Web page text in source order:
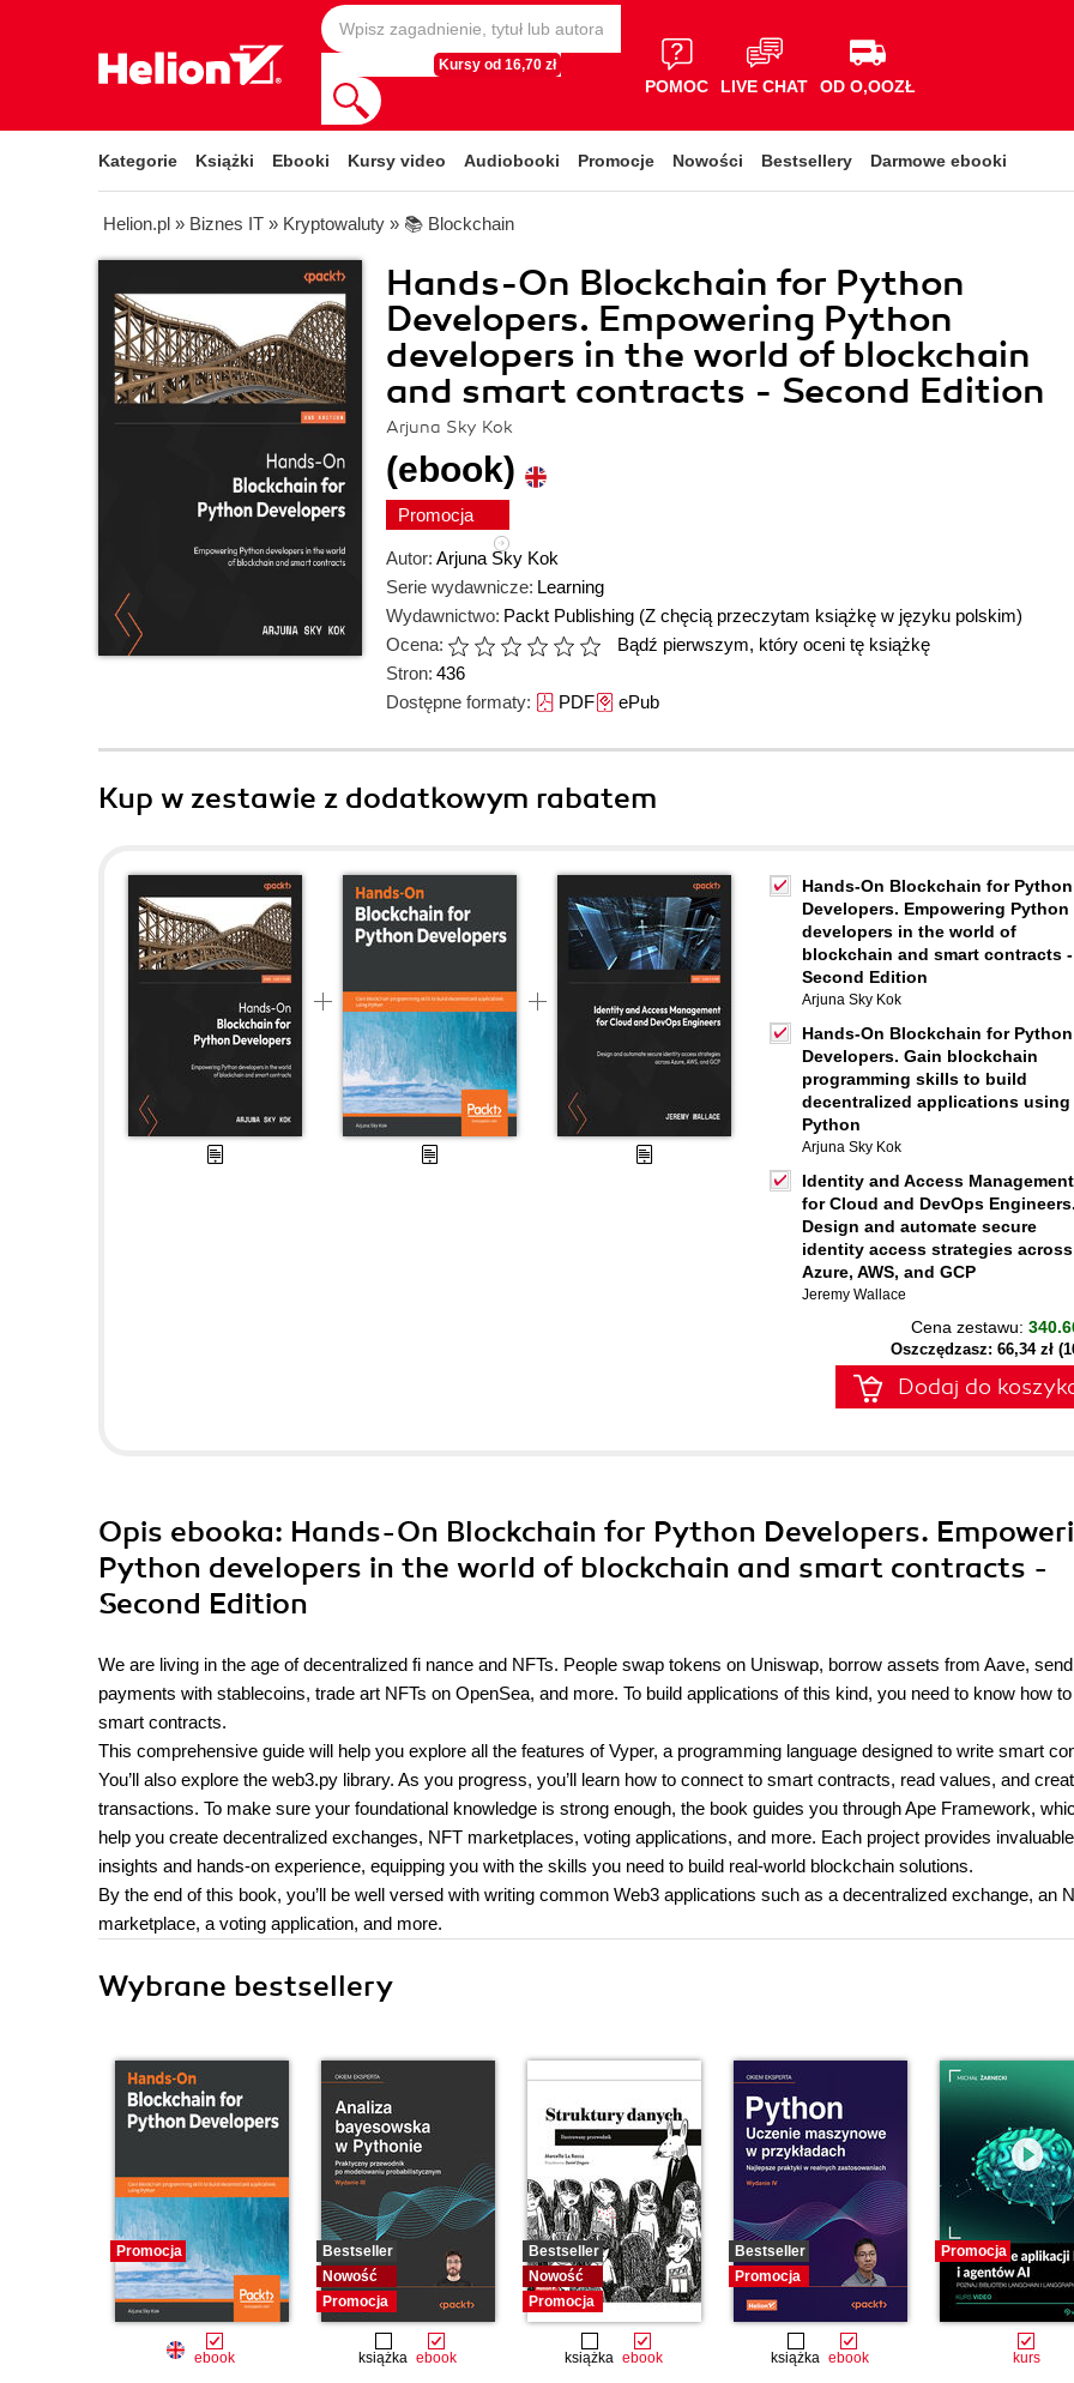
Kursy od 16,70 zł
POMOC LIVE CHAT OD O,OOZŁ
Kategorie Książki Ebooki Kursy video Audiobooki Promocje Nowości Bestsellery Darmowe ebooki
Helion.pl » Biznes IT » Kryptowaluty » 📚 Blockchain
Hands-On Blockchain for Python
Developers. Empowering Python
developers in the world of blockchain
and smart contracts - Second Edition
Arjuna Sky Kok
(ebook)
Promocja
Autor: Arjuna Sky Kok
Serie wydawnicze: Learning
Wydawnictwo: Packt Publishing (Z chęcią przeczytam książkę w języku polskim)
Ocena:
Bądź pierwszym, który oceni tę książkę
Stron: 436
Dostępne formaty: PDFePub
Kup w zestawie z dodatkowym rabatem
Hands-On Blockchain for Python
Developers. Empowering Python
developers in the world of
blockchain and smart contracts -
Second Edition
Arjuna Sky Kok
Hands-On Blockchain for Python
Developers. Gain blockchain
programming skills to build
decentralized applications using
Python
Arjuna Sky Kok
Identity and Access Management
for Cloud and DevOps Engineers.
Design and automate secure
identity access strategies across
Azure, AWS, and GCP
Jeremy Wallace
Cena zestawu:
Oszczędzasz: 66,34 zł
Dodaj do
Opis ebooka: Hands-On Blockchain for Python Developers.
Python developers in the world of blockchain and smart contracts -
Second Edition
We are living in the age of decentralized fi nance and NFTs. People swap tokens on Uniswap, borrow assets from Aave, send
payments with stablecoins, trade art NFTs on OpenSea, and more. To build applications of this kind, you need to know how
smart contracts.
This comprehensive guide will help you explore all the features of Vyper, a programming language designed to write smart
You’ll also explore the web3.py library. As you progress, you’ll learn how to connect to smart contracts, read values, and
transactions. To make sure your foundational knowledge is strong enough, the book guides you through Ape Framework,
help you create decentralized exchanges, NFT marketplaces, voting applications, and more. Each project provides invaluable
insights and hands-on experience, equipping you with the skills you need to build real-world blockchain solutions.
By the end of this book, you’ll be well versed with writing common Web3 applications such as a decentralized exchange, an
marketplace, a voting application, and more.
Wybrane bestsellery
Promocja
ebook
Bestseller
Nowość
Promocja
książka ebook
Bestseller
Nowość
Promocja
książka ebook
Bestseller
Promocja
książka ebook
Promocja
kurs